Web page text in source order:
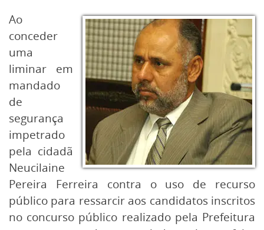
Informe especial
Ao
conceder
uma
liminar em
mandado
de
segurança
impetrado
pela cidadã
Neucilaine
Pereira Ferreira contra o uso de recurso
público para ressarcir aos candidatos inscritos
no concurso público realizado pela Prefeitura